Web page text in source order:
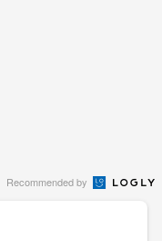
Recommended by